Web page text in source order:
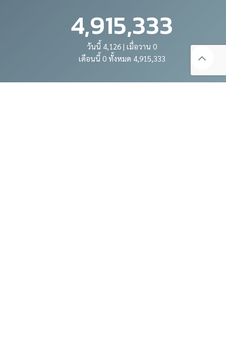
4,915,333
วันนี้ 4,126 | เมื่อวาน 0
เดือนนี้ 0 ทั้งหมด 4,915,333